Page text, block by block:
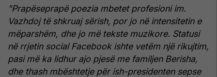
"Prapëseprapë poezia mbetet profesioni im.
Vazhdoj të shkruaj sërish, por jo në intensitetin e
mëparshëm, dhe jo më tekste muzikore. Statusi
në rrjetin social Facebook ishte vetëm një rikujtim,
pasi më ka lidhur ajo pjesë me familjen Berisha,
dhe thash mbështetje për ish-presidenten sepse